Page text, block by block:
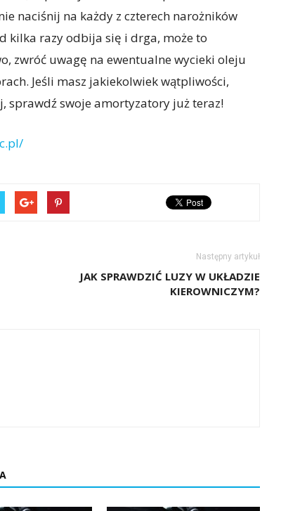
naciśnij na każdy z czterech narożników
kilka razy odbija się i drga, może to
zwróć uwagę na ewentualne wycieki oleju
Jeśli masz jakiekolwiek wątpliwości,
sprawdź swoje amortyzatory już teraz!
Następny artykuł
JAK SPRAWDZIĆ LUZY W UKŁADZIE
KIEROWNICZYM?